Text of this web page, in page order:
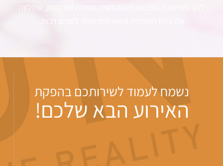
להבטיח שבת המצווה תהיה חוויה שמחה ומרגשת, שתלווה
את כלת השמחה והאורחים שלה לשנים רבות.
נשמח לעמוד לשירותכם בהפקת
האירוע הבא שלכם!